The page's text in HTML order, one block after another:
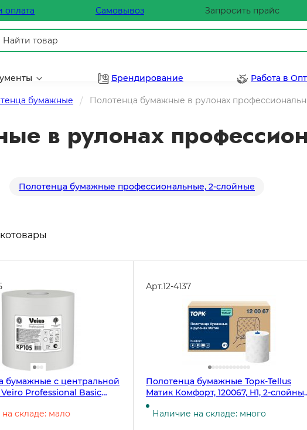
оплата Самовывоз Запросить прайс
Брендирование Работа в
бумажные Полотенца бумажные в рулонах
в рулонах
Полотенца бумажные профессиональные, 2-слойные
бумажные с центральной
Professional Basic
белые, 300 метров,
в упаковке
складе: мало
Арт.12-4137
Полотенца бумажные Торк-Tellus
Матик Комфорт, 120067, H1, 2-
белые с серым тиснением, 600
листов, 6 рулонов в упаковке
Наличие на складе: много